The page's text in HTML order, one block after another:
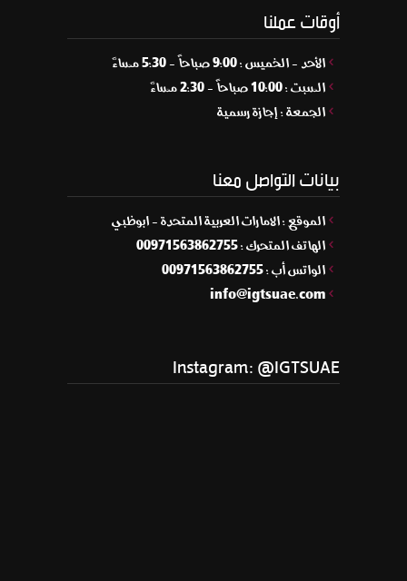
أوقات عملنا
الأحد - الخميس : 9:00 صباحاً - 5:30 مساءً
السبت : 10:00 صباحاً - 2:30 مساءً
الجمعة : إجازة رسمية
بيانات التواصل معنا
الموقع : الامارات العربية المتحدة - ابوظبي
الهاتف المتحرك : 00971563862755
الواتس أب : 00971563862755
info@igtsuae.com
Instagram: @IGTSUAE